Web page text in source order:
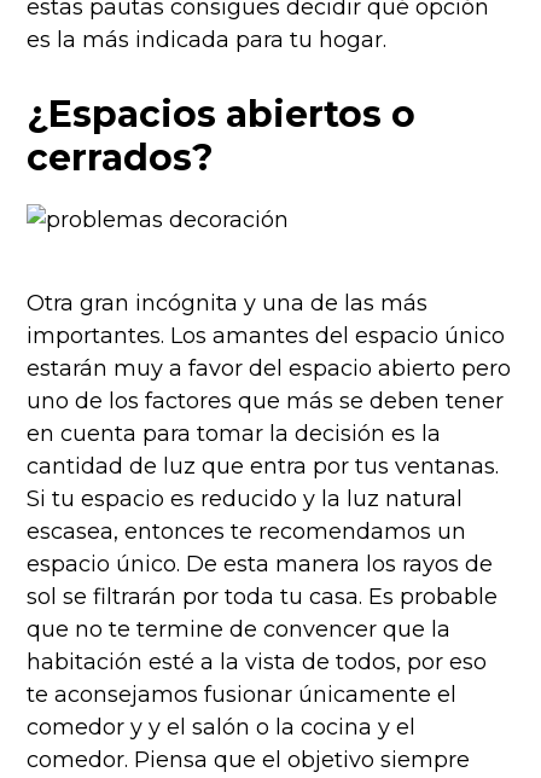
estas pautas consigues decidir qué opción
es la más indicada para tu hogar.
¿Espacios abiertos o
cerrados?
Otra gran incógnita y una de las más
importantes. Los amantes del espacio único
estarán muy a favor del espacio abierto pero
uno de los factores que más se deben tener
en cuenta para tomar la decisión es la
cantidad de luz que entra por tus ventanas.
Si tu espacio es reducido y la luz natural
escasea, entonces te recomendamos un
espacio único. De esta manera los rayos de
sol se filtrarán por toda tu casa. Es probable
que no te termine de convencer que la
habitación esté a la vista de todos, por eso
te aconsejamos fusionar únicamente el
comedor y y el salón o la cocina y el
comedor. Piensa que el objetivo siempre